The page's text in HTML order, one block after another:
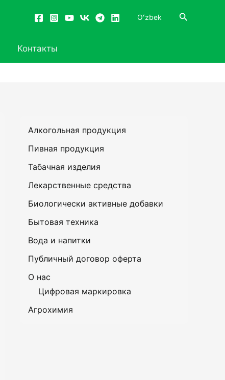
Oʻzbek Поиск
Контакты
Алкогольная продукция
Пивная продукция
Табачная изделия
Лекарственные средства
Биологически активные добавки
Бытовая техника
Вода и напитки
Публичный договор оферта
О нас
Цифровая маркировка
Агрохимия